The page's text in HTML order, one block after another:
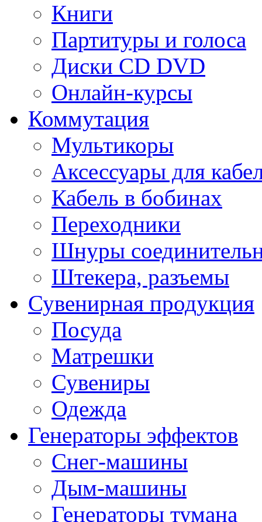
Книги
Партитуры и голоса
Диски CD DVD
Онлайн-курсы
Коммутация
Мультикоры
Аксессуары для
Кабель в бобинах
Переходники
Шнуры
Штекера, разъемы
Сувенирная продукция
Посуда
Матрешки
Сувениры
Одежда
Генераторы эффектов
Снег-машины
Дым-машины
Генераторы тумана